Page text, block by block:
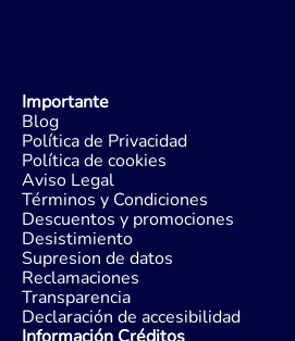
Importante
Blog
Política de Privacidad
Política de cookies
Aviso Legal
Términos y Condiciones
Descuentos y promociones
Desistimiento
Supresion de datos
Reclamaciones
Transparencia
Declaración de accesibilidad